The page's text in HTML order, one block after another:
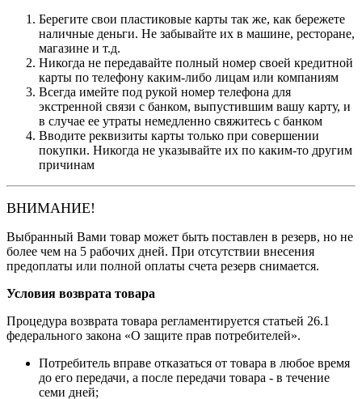
Берегите свои пластиковые карты так же, как бережете
наличные деньги. Не забывайте их в машине, ресторане,
магазине и т.д.
Никогда не передавайте полный номер своей кредитной
карты по телефону каким-либо лицам или компаниям
Всегда имейте под рукой номер телефона для
экстренной связи с банком, выпустившим вашу карту, и
в случае ее утраты немедленно свяжитесь с банком
Вводите реквизиты карты только при совершении
покупки. Никогда не указывайте их по каким-то другим
причинам
ВНИМАНИЕ!
Выбранный Вами товар может быть поставлен в резерв, но не
более чем на 5 рабочих дней. При отсутствии внесения
предоплаты или полной оплаты счета резерв снимается.
Условия возврата товара
Процедура возврата товара регламентируется статьей 26.1
федерального закона «О защите прав потребителей».
Потребитель вправе отказаться от товара в любое время
до его передачи, а после передачи товара - в течение
семи дней;